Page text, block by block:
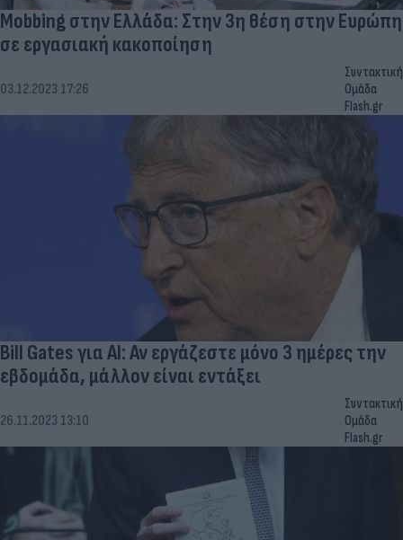
Mobbing στην Ελλάδα: Στην 3η θέση στην Ευρώπη
σε εργασιακή κακοποίηση
03.12.2023 17:26
Συντακτική
Ομάδα
Flash.gr
Bill Gates για AI: Αν εργάζεστε μόνο 3 ημέρες την
εβδομάδα, μάλλον είναι εντάξει
26.11.2023 13:10
Συντακτική
Ομάδα
Flash.gr